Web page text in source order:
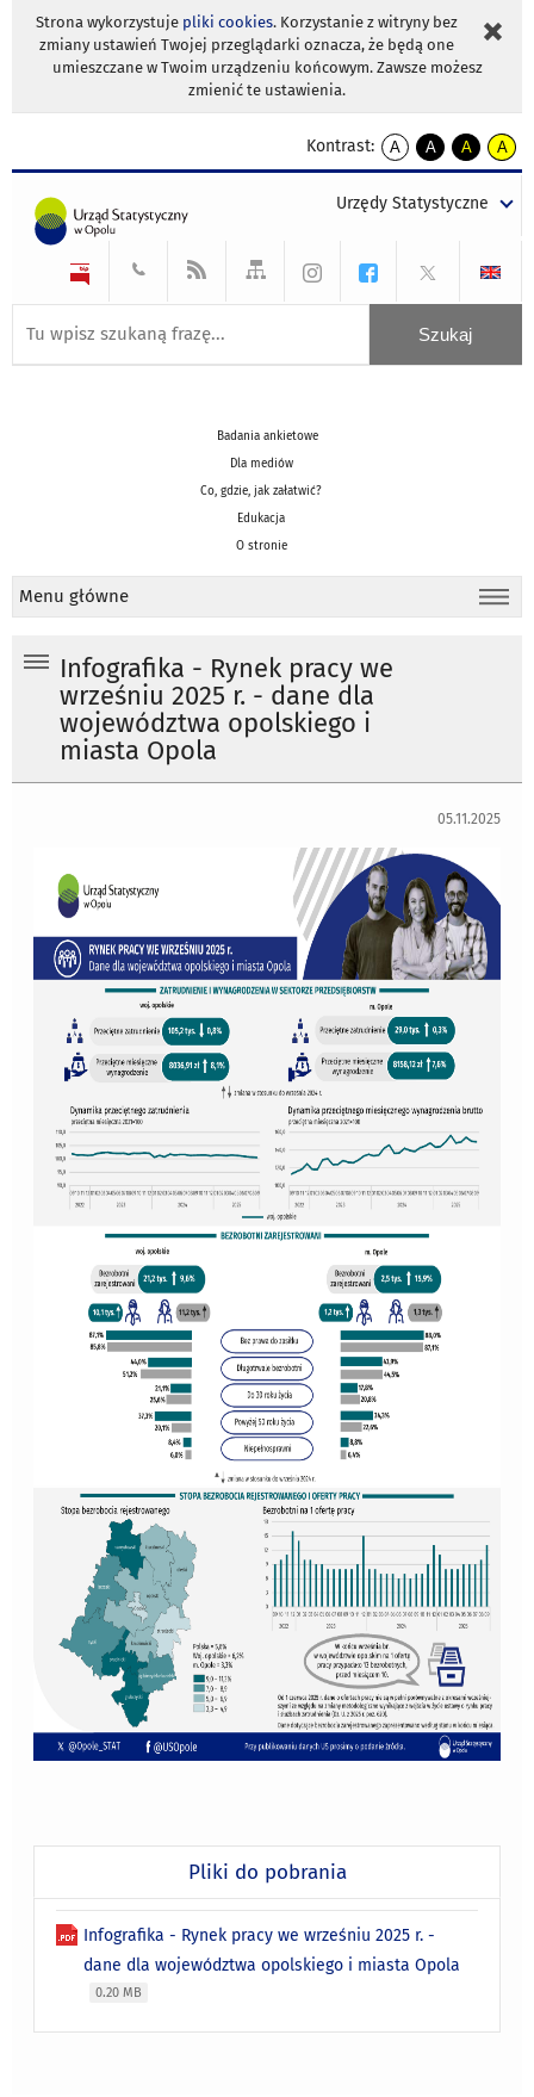
Strona wykorzystuje pliki cookies. Korzystanie z witryny bez
zmiany ustawień Twojej przeglądarki oznacza, że będą one
umieszczane w Twoim urządzeniu końcowym. Zawsze możesz
zmienić te ustawienia.
Kontrast:
A
kontrast
A
kontrast
tekst
czarnym
A
kontrast
tekst
czarnym
A
tekst
żółtym
Urzędy Statystyczne
Badania ankietowe
Dla mediów
Co, gdzie, jak załatwić?
Edukacja
O stronie
Menu główne
Infografika - Rynek pracy we
wrześniu 2025 r. - dane dla
województwa opolskiego i
miasta Opola
05.11.2025
Pliki do pobrania
Infografika - Rynek pracy we wrześniu 2025 r. -
dane dla województwa opolskiego i miasta Opola
0.20 MB